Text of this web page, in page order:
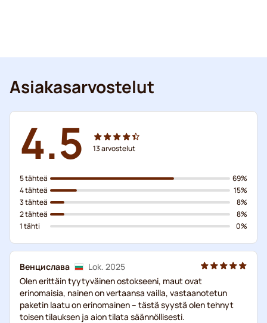
Asiakasarvostelut
4.5 13arvostelut
5 tähteä
4 tähteä
3 tähteä
2 tähteä
1 tähti
69%
15%
8%
8%
0%
Венцислава
Lok. 2025
Olen erittäin tyytyväinen ostokseeni, maut ovat
erinomaisia, nainen on vertaansa vailla, vastaanotetun
paketin laatu on erinomainen – tästä syystä olen tehnyt
toisen tilauksen ja aion tilata säännöllisesti.